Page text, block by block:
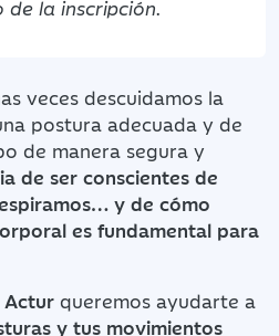
la inscripción.
veces descuidamos la
postura adecuada y de
de manera segura y
de ser conscientes de
y de cómo
es fundamental para
Actur queremos ayudarte a
y tus movimientos